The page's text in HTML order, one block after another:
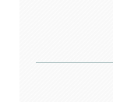
透明水彩